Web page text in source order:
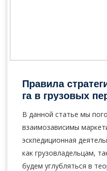
Правила
га в грузовых
В данной статье мы
взаимозависимы
эскпедиционная
как грузовладельцам,
будем углубляться в